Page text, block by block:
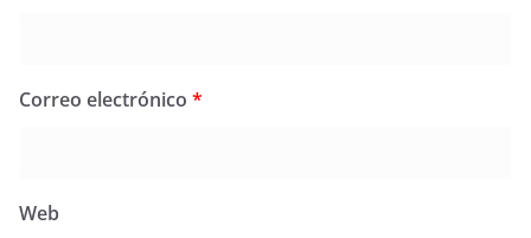
Correo electrónico *
Web